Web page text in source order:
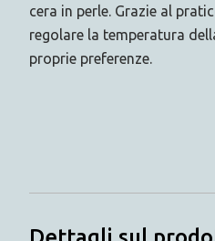
cera in perle. Grazie al
regolare la temperatura
proprie preferenze.